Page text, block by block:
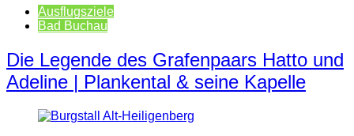
Ausflugsziele
Bad Buchau
Die Legende des Grafenpaars Hatto und
Adeline | Plankental & seine Kapelle